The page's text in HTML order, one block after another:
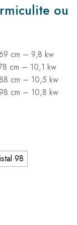
ou
cm – 9,8 kw
cm – 10,1 kw
cm – 10,5 kw
cm – 10,8 kw
98